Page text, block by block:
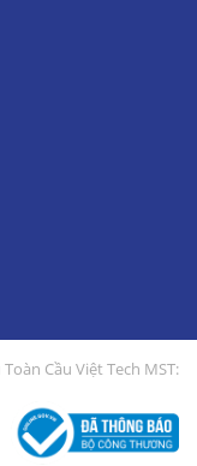
Cầu Việt Tech MST: